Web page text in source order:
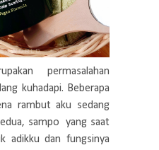
permasalahan
kuhadapi. Beberapa
rambut aku sedang
sampo yang saat
adikku dan fungsinya